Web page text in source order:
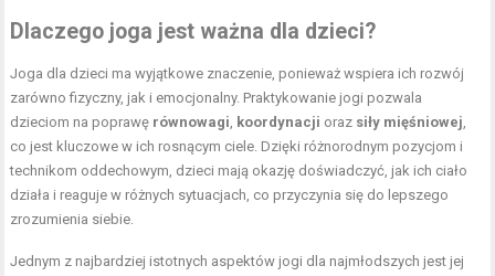
Dlaczego joga jest ważna dla dzieci?
Joga dla dzieci ma wyjątkowe znaczenie, ponieważ wspiera ich rozwój
zarówno fizyczny, jak i emocjonalny. Praktykowanie jogi pozwala
dzieciom na poprawę równowagi, koordynacji oraz siły mięśniowej,
co jest kluczowe w ich rosnącym ciele. Dzięki różnorodnym pozycjom i
technikom oddechowym, dzieci mają okazję doświadczyć, jak ich ciało
działa i reaguje w różnych sytuacjach, co przyczynia się do lepszego
zrozumienia siebie.
Jednym z najbardziej istotnych aspektów jogi dla najmłodszych jest jej